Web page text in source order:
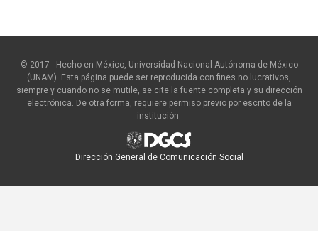
© 2017 - Hecho en México, Universidad Nacional Autónoma de México
(UNAM). Esta página puede ser reproducida con fines no lucrativos,
siempre y cuando no se mutile, se cite la fuente completa y su dirección
electrónica. De otra forma, requiere permiso previo por escrito de la
institución.
Dirección General de Comunicación Social